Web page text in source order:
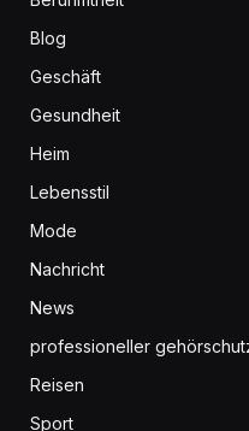
Blog
Geschäft
Gesundheit
Heim
Lebensstil
Mode
Nachricht
News
professioneller
Reisen
Sport